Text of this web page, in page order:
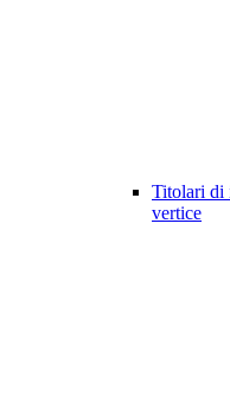
Titolari di
vertice